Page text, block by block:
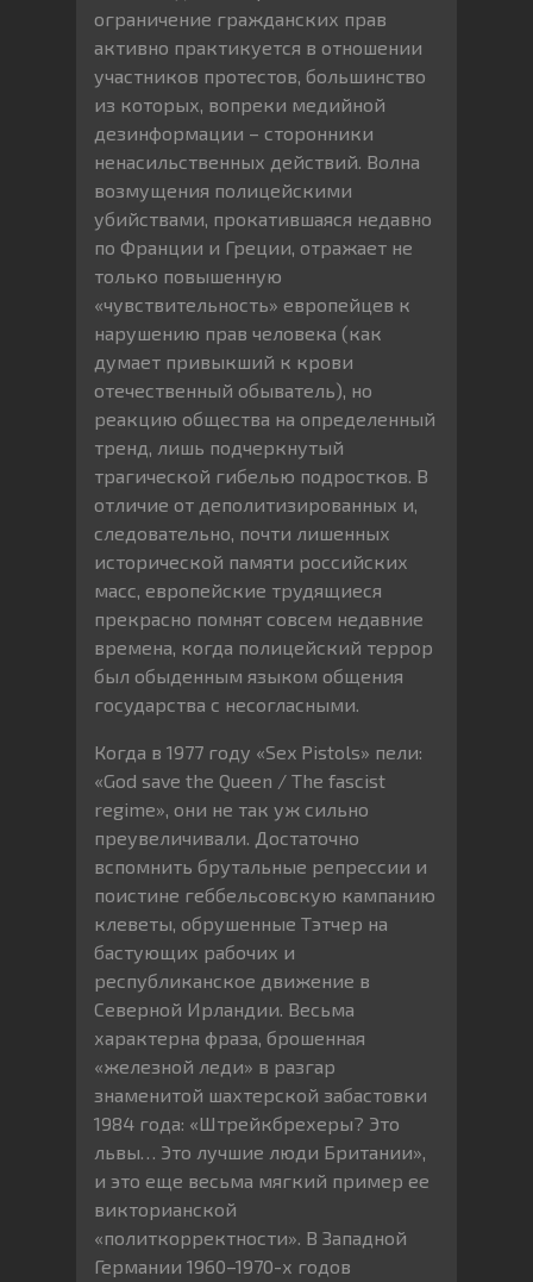
ограничение гражданских прав
активно практикуется в отношении
участников протестов, большинство
из которых, вопреки медийной
дезинформации – сторонники
ненасильственных действий. Волна
возмущения полицейскими
убийствами, прокатившаяся недавно
по Франции и Греции, отражает не
только повышенную
«чувствительность» европейцев к
нарушению прав человека (как
думает привыкший к крови
отечественный обыватель), но
реакцию общества на определенный
тренд, лишь подчеркнутый
трагической гибелью подростков. В
отличие от деполитизированных и,
следовательно, почти лишенных
исторической памяти российских
масс, европейские трудящиеся
прекрасно помнят совсем недавние
времена, когда полицейский террор
был обыденным языком общения
государства с несогласными.
Когда в 1977 году «Sex Pistols» пели:
«God save the Queen / The fascist
regime», они не так уж сильно
преувеличивали. Достаточно
вспомнить брутальные репрессии и
поистине геббельсовскую кампанию
клеветы, обрушенные Тэтчер на
бастующих рабочих и
республиканское движение в
Северной Ирландии. Весьма
характерна фраза, брошенная
«железной леди» в разгар
знаменитой шахтерской забастовки
1984 года: «Штрейкбрехеры? Это
львы… Это лучшие люди Британии»,
и это еще весьма мягкий пример ее
викторианской
«политкорректности». В Западной
Германии 1960–1970-х годов